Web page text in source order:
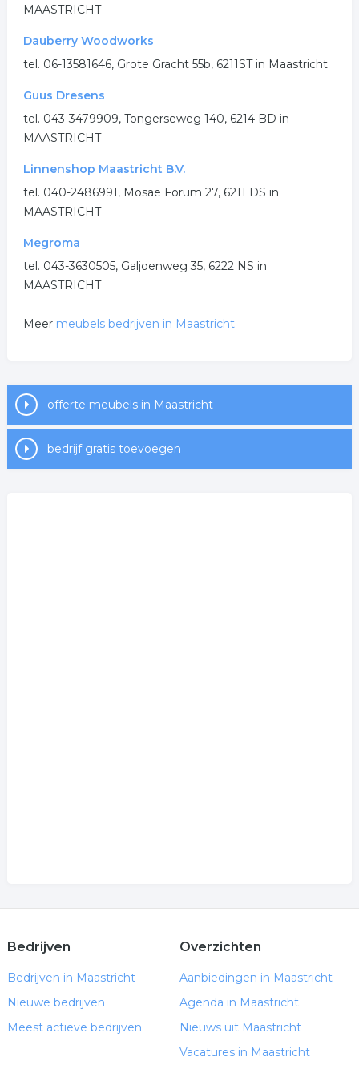
MAASTRICHT
Dauberry Woodworks
tel. 06-13581646, Grote Gracht 55b, 6211ST in Maastricht
Guus Dresens
tel. 043-3479909, Tongerseweg 140, 6214 BD in
MAASTRICHT
Linnenshop Maastricht B.V.
tel. 040-2486991, Mosae Forum 27, 6211 DS in
MAASTRICHT
Megroma
tel. 043-3630505, Galjoenweg 35, 6222 NS in
MAASTRICHT
Meer meubels bedrijven in Maastricht
offerte meubels in Maastricht
bedrijf gratis toevoegen
Bedrijven
Bedrijven in Maastricht
Nieuwe bedrijven
Meest actieve bedrijven
Overzichten
Aanbiedingen in Maastricht
Agenda in Maastricht
Nieuws uit Maastricht
Vacatures in Maastricht